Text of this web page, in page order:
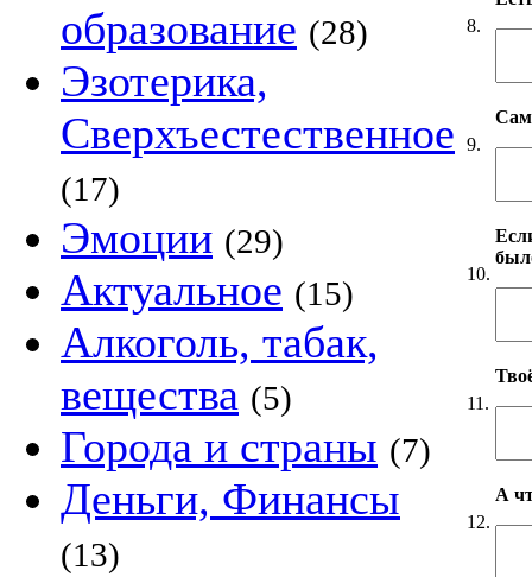
образование (28)
Эзотерика,
Сверхъестественное
(17)
Эмоции (29)
Актуальное (15)
Алкоголь, табак,
вещества (5)
Города и страны (7)
Деньги, Финансы
(13)
8.
9.
10.
11.
12.
А